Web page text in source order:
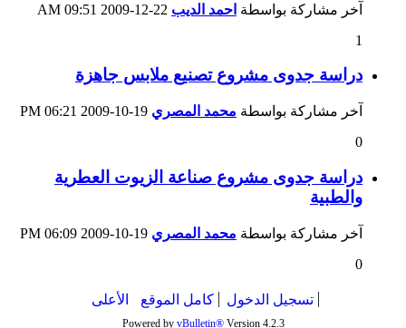
آخر مشاركة بواسطة احمد الديب
09:51 AM
1
دراسة جدوى مشروع تصنيع ملابس جاهزة
آخر مشاركة بواسطة محمد المصري
06:21 PM
0
دراسة جدوى مشروع صناعة الزيوت العطرية
والطبية
آخر مشاركة بواسطة محمد المصري
06:09 PM
0
تسجيل الدخول كامل الموقع الأعلى
Powered by vBulletin®Version 4.2.3